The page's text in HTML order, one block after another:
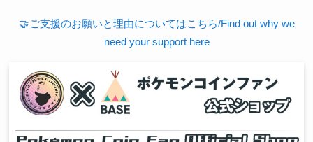
🤝ご支援のお願いと理由についてはこちら/Find out why we
need your support here